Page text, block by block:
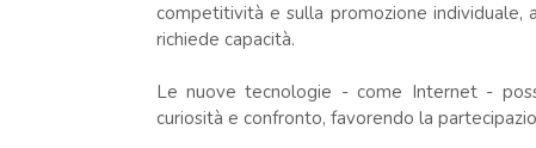
competitività e sulla promozione individuale,
richiede capacità.
Le nuove tecnologie - come Internet -
curiosità e confronto, favorendo la